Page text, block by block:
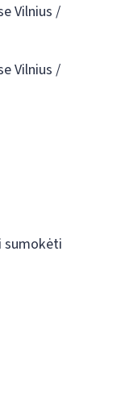
Vilnius /
Vilnius /
sumokėti